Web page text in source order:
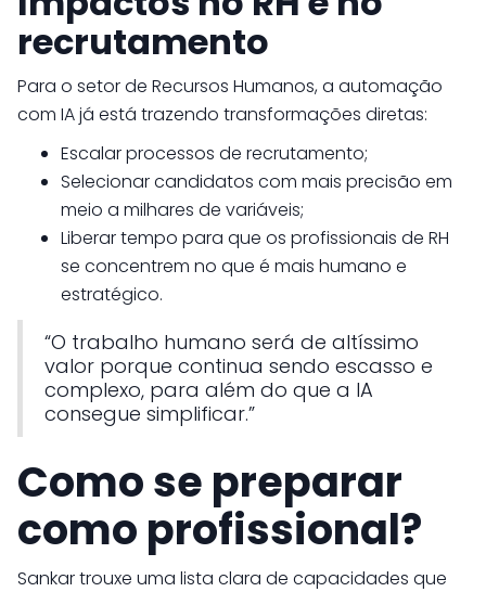
recrutamento
Para o setor de Recursos Humanos, a automação
com IA já está trazendo transformações diretas:
Escalar processos de recrutamento;
Selecionar candidatos com mais precisão em
meio a milhares de variáveis;
Liberar tempo para que os profissionais de RH
se concentrem no que é mais humano e
estratégico.
“O trabalho humano será de altíssimo
valor porque continua sendo escasso e
complexo, para além do que a IA
consegue simplificar.”
Como se preparar
como profissional?
Sankar trouxe uma lista clara de capacidades que